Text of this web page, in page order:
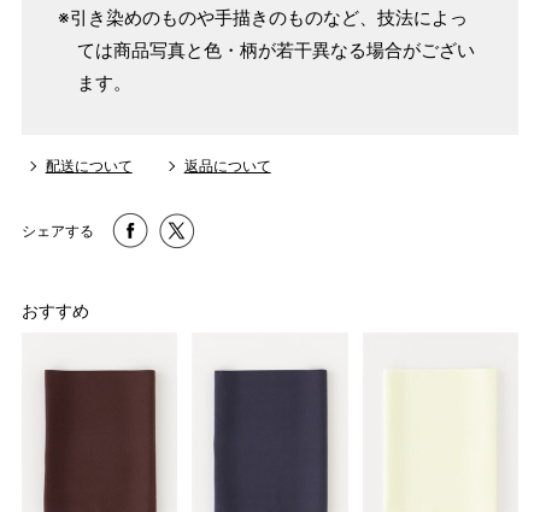
※引き染めのものや手描きのものなど、技法によっ
ては商品写真と色・柄が若干異なる場合がござい
ます。
配送について 返品について
シェアする
おすすめ